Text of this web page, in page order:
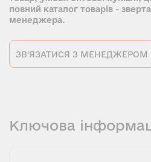
повний каталог товарів -
менеджера.
ЗВ'ЯЗАТИСЯ З МЕНЕДЖЕРОМ
Ключова